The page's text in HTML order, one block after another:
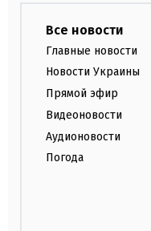
Все новости
Главные новости
Новости Украины
Прямой эфир
Видеоновости
Аудионовости
Погода